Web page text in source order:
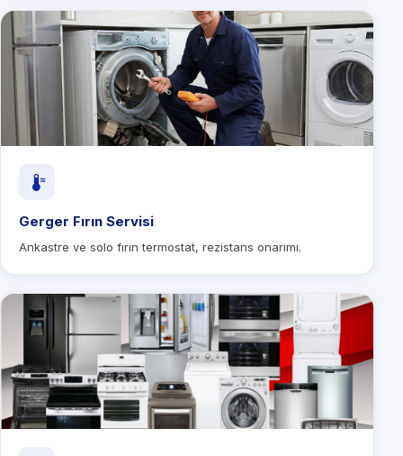
Gerger Fırın Servisi
Ankastre ve solo fırın termostat, rezistans onarımı.